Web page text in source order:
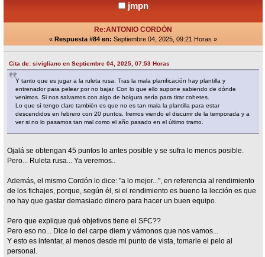
jmpn
Re:ANTONIO CORDÓN
« Respuesta #84 en: Septiembre 04, 2025, 09:21 Horas »
Cita de: sivigliano en Septiembre 04, 2025, 07:53 Horas
Y tanto que es jugar a la ruleta rusa. Tras la mala planificación hay plantilla y
entrenador para pelear por no bajar. Con lo que ello supone sabiendo de dónde
venimos. Si nos salvamos con algo de holgura sería para tirar cohetes.
Lo que sí tengo claro también es que no es tan mala la plantilla para estar
descendidos en febrero con 20 puntos. Iremos viendo el discurrir de la temporada y a
ver si no lo pasamos tan mal como el año pasado en el último tramo.
Ojalá se obtengan 45 puntos lo antes posible y se sufra lo menos posible.
Pero... Ruleta rusa... Ya veremos..
Además, el mismo Cordón lo dice: "a lo mejor...", en referencia al rendimiento
de los fichajes, porque, según él, si el rendimiento es bueno la lección es que
no hay que gastar demasiado dinero para hacer un buen equipo.
Pero que explique qué objetivos tiene el SFC??
Pero eso no... Dice lo del carpe diem y vámonos que nos vamos...
Y esto es intentar, al menos desde mi punto de vista, tomarle el pelo al
personal.